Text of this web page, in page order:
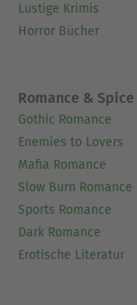
Lustige Krimis
Horror Bücher
Romance & Spice
Gothic Romance
Enemies to Lovers
Mafia Romance
Slow Burn Romance
Sports Romance
Dark Romance
Erotische Literatur